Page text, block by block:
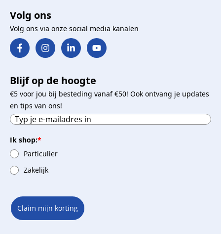
Volg ons
Volg ons via onze social media kanalen
Blijf op de hoogte
€5 voor jou bij besteding vanaf €50! Ook ontvang je updates
en tips van ons!
Ik shop:*
Particulier
Zakelijk
Claim mijn korting